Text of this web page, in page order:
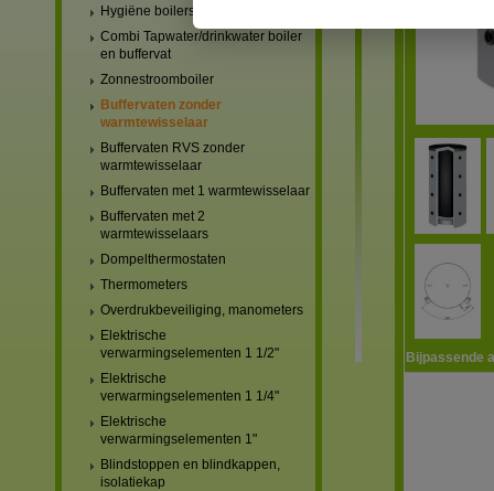
Hygiëne boilers
Combi Tapwater/drinkwater boiler
en buffervat
Zonnestroomboiler
Buffervaten zonder
warmtewisselaar
Buffervaten RVS zonder
warmtewisselaar
Buffervaten met 1 warmtewisselaar
Buffervaten met 2
warmtewisselaars
Dompelthermostaten
Thermometers
Overdrukbeveiliging, manometers
Elektrische
verwarmingselementen 1 1/2"
Elektrische
verwarmingselementen 1 1/4"
Elektrische
verwarmingselementen 1"
Blindstoppen en blindkappen,
isolatiekap
Bijpassende